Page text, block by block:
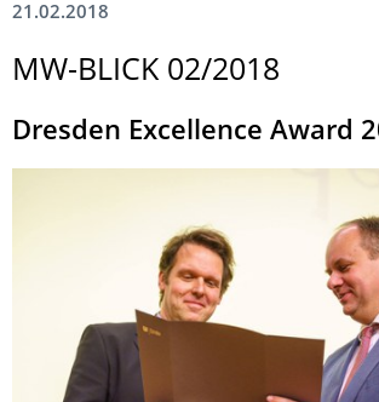
21.02.2018
MW-BLICK 02/2018
Dresden Excellence Award